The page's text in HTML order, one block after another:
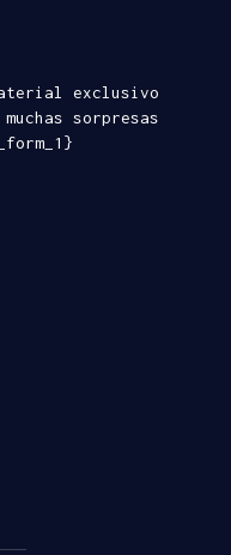
exclusivo
sorpresas